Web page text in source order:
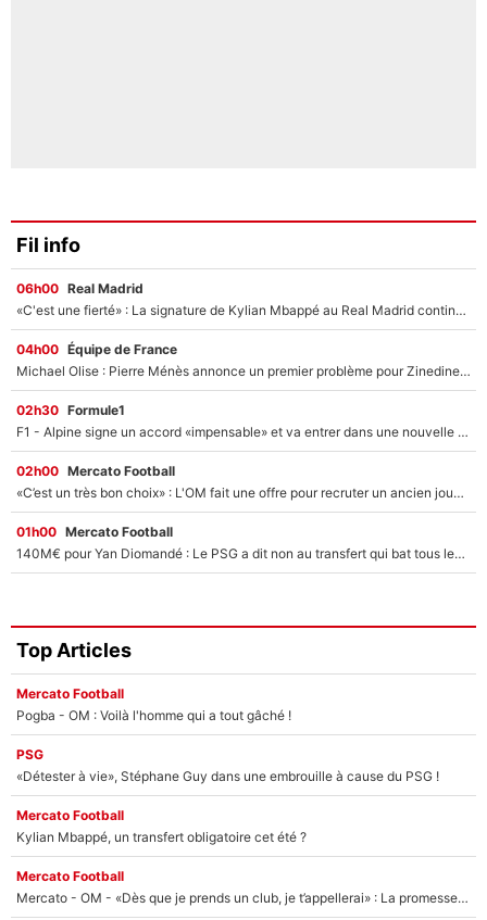
Fil info
06h00 Real Madrid
«C'est une fierté» : La signature de Kylian Mbappé au Real Madrid continue de régaler l'Espagne
04h00 Équipe de France
Michael Olise : Pierre Ménès annonce un premier problème pour Zinedine Zidane en équipe de France
02h30 Formule1
F1 - Alpine signe un accord «impensable» et va entrer dans une nouvelle dimension : Grande nouvelle pour Pierre Gasly !
02h00 Mercato Football
«C’est un très bon choix» : L'OM fait une offre pour recruter un ancien joueur du PSG... et c'est validé dans l'After Foot !
01h00 Mercato Football
140M€ pour Yan Diomandé : Le PSG a dit non au transfert qui bat tous les records sur le mercato
Top Articles
Mercato Football
Pogba - OM : Voilà l'homme qui a tout gâché !
PSG
«Détester à vie», Stéphane Guy dans une embrouille à cause du PSG !
Mercato Football
Kylian Mbappé, un transfert obligatoire cet été ?
Mercato Football
Mercato - OM - «Dès que je prends un club, je t’appellerai» : La promesse de Marcelino au moment de claquer la porte